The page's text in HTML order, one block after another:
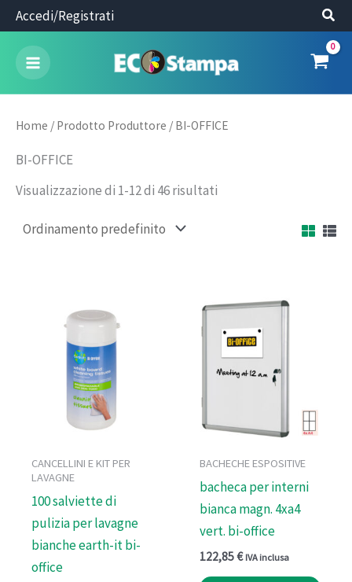
al
contenuto
Accedi/Registrati
Home / Prodotto Produttore / BI-OFFICE
BI-OFFICE
Visualizzazione di 1-12 di 46 risultati
CANCELLINI E KIT PER
LAVAGNE
100 salviette di
pulizia per lavagne
bianche earth-it bi-
office
BACHECHE ESPOSITIVE
bacheca per interni
bianca magn. 4xa4
vert. bi-office
122,85€ IVA inclusa